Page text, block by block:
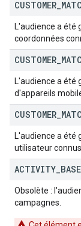
CUSTOMER
L'audience a été
coordonnées
CUSTOMER
L'audience a été
d'appareils
CUSTOMER
L'audience a été
utilisateur connus.
ACTIVITY
Obsolète :
campagnes.